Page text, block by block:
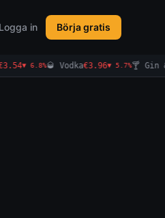
Logga in Börja gratis
▼ 4.5% 🥃 Vodka€4.25▲ 7.3% 🍸 Gin &